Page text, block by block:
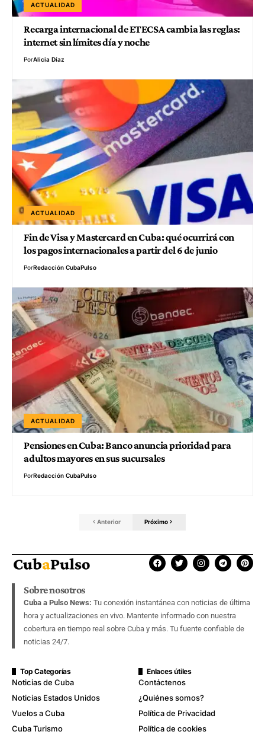
ACTUALIDAD
Recarga internacional de ETECSA cambia las reglas:
internet sin límites día y noche
PorAlicia Díaz
ACTUALIDAD
Fin de Visa y Mastercard en Cuba: qué ocurrirá con
los pagos internacionales a partir del 6 de junio
PorRedacción CubaPulso
ACTUALIDAD
Pensiones en Cuba: Banco anuncia prioridad para
adultos mayores en sus sucursales
PorRedacción CubaPulso
Anterior Próximo
Sobre nosotros
Cuba a Pulso News: Tu conexión instantánea con noticias de última
hora y actualizaciones en vivo. Mantente informado con nuestra
cobertura en tiempo real sobre Cuba y más. Tu fuente confiable de
noticias 24/7.
Top Categorías
Noticias de Cuba
Noticias Estados Unidos
Vuelos a Cuba
Cuba Turismo
Enlaces útiles
Contáctenos
¿Quiénes somos?
Política de Privacidad
Política de cookies